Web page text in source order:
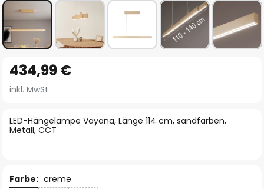
Anfang
der
springen
LED-Hängelampe Vayana, Länge 114 cm, sandfarben,
Metall, CCT
434,99 €
inkl. MwSt.
Farbe: creme